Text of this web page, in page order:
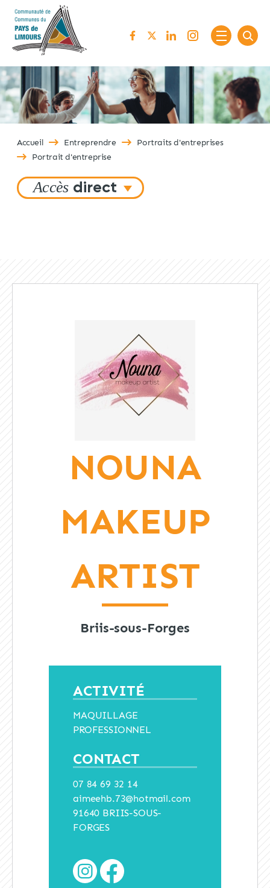
Passer au contenu
Accueil Entreprendre
Portraits d'entreprises
Portrait d'entreprise
Accès direct
NOUNA
MAKEUP
ARTIST
Briis-sous-Forges
ACTIVITÉ
MAQUILLAGE
PROFESSIONNEL
CONTACT
07 84 69 32 14
aimeehb.73@hotmail.com
91640 BRIIS-SOUS-
FORGES